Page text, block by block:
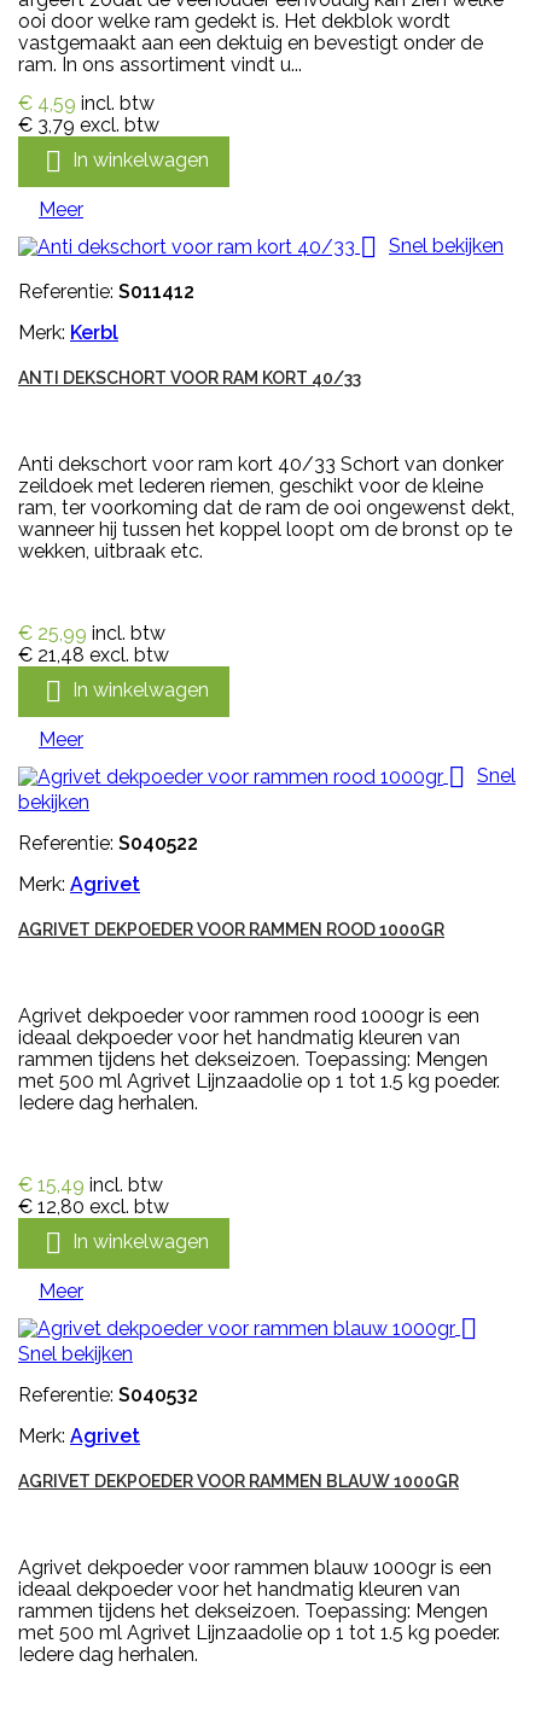
ooi door welke ram gedekt is. Het dekblok wordt
vastgemaakt aan een dektuig en bevestigt onder de
ram. In ons assortiment vindt u...
€ 4,59 incl. btw
€ 3,79 excl. btw
 In winkelwagen
Meer
 Snel bekijken
Referentie: S011412
Merk: Kerbl
ANTI DEKSCHORT VOOR RAM KORT 40/33
Anti dekschort voor ram kort 40/33 Schort van donker
zeildoek met lederen riemen, geschikt voor de kleine
ram, ter voorkoming dat de ram de ooi ongewenst dekt,
wanneer hij tussen het koppel loopt om de bronst op te
wekken, uitbraak etc.
€ 25,99 incl. btw
€ 21,48 excl. btw
 In winkelwagen
Meer
 Snel
bekijken
Referentie: S040522
Merk: Agrivet
AGRIVET DEKPOEDER VOOR RAMMEN ROOD 1000GR
Agrivet dekpoeder voor rammen rood 1000gr is een
ideaal dekpoeder voor het handmatig kleuren van
rammen tijdens het dekseizoen. Toepassing: Mengen
met 500 ml Agrivet Lijnzaadolie op 1 tot 1.5 kg poeder.
Iedere dag herhalen.
€ 15,49 incl. btw
€ 12,80 excl. btw
 In winkelwagen
Meer

Snel bekijken
Referentie: S040532
Merk: Agrivet
AGRIVET DEKPOEDER VOOR RAMMEN BLAUW 1000GR
Agrivet dekpoeder voor rammen blauw 1000gr is een
ideaal dekpoeder voor het handmatig kleuren van
rammen tijdens het dekseizoen. Toepassing: Mengen
met 500 ml Agrivet Lijnzaadolie op 1 tot 1.5 kg poeder.
Iedere dag herhalen.